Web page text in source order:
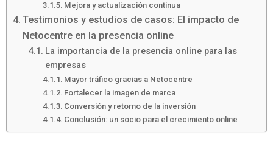
Mejora y actualización continua
Testimonios y estudios de casos: El impacto de
Netocentre en la presencia online
La importancia de la presencia online para las
empresas
Mayor tráfico gracias a Netocentre
Fortalecer la imagen de marca
Conversión y retorno de la inversión
Conclusión: un socio para el crecimiento online